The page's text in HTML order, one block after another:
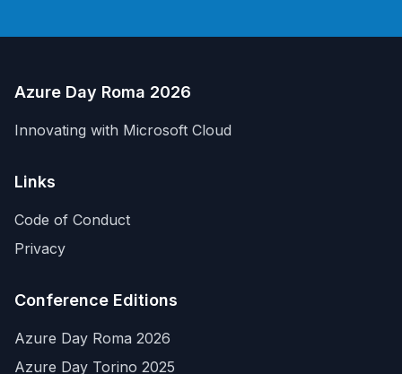
Azure Day Roma 2026
Innovating with Microsoft Cloud
Links
Code of Conduct
Privacy
Conference Editions
Azure Day Roma 2026
Azure Day Torino 2025